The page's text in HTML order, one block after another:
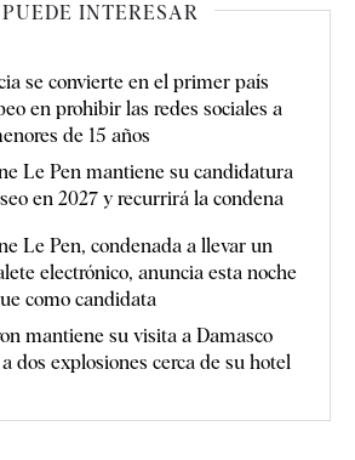
INTERESAR
se convierte en el primer país
en prohibir las redes sociales a
de 15 años
Le Pen mantiene su candidatura
en 2027 y recurrirá la condena
Le Pen, condenada a llevar un
electrónico, anuncia esta noche
como candidata
mantiene su visita a Damasco
dos explosiones cerca de su hotel